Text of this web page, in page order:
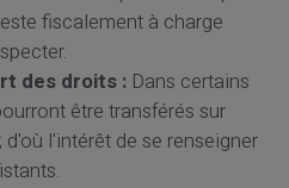
fiscalement à charge
des droits : Dans certains
être transférés sur
l'intérêt de se renseigner